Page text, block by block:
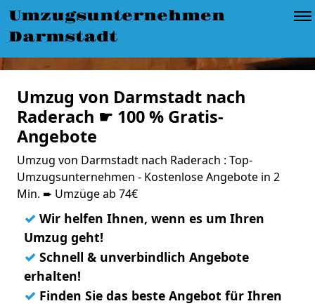
Umzugsunternehmen
Darmstadt
Umzug von Darmstadt nach
Raderach ☛ 100 % Gratis-
Angebote
Umzug von Darmstadt nach Raderach : Top-
Umzugsunternehmen - Kostenlose Angebote in 2
Min. ➨ Umzüge ab 74€
✓ Wir helfen Ihnen, wenn es um Ihren
Umzug geht!
✓ Schnell & unverbindlich Angebote
erhalten!
✓ Finden Sie das beste Angebot für Ihren